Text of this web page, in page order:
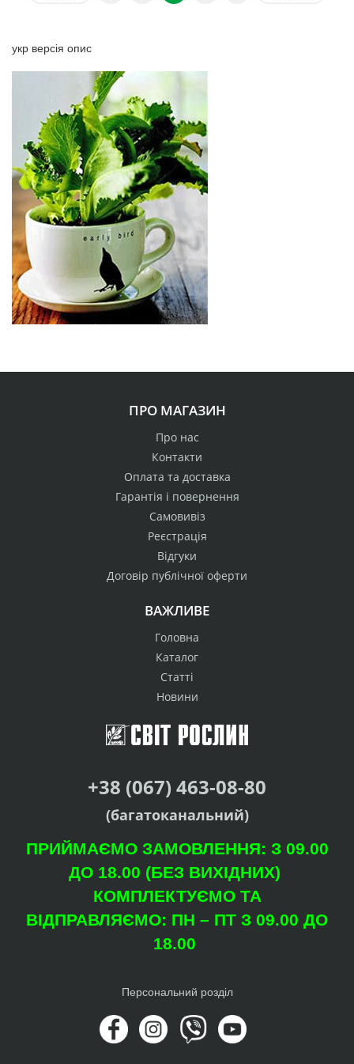
укр версія опис
ПРО МАГАЗИН
Про нас
Контакти
Оплата та доставка
Гарантія і повернення
Самовивіз
Реєстрація
Відгуки
Договір публічної оферти
ВАЖЛИВЕ
Головна
Каталог
Статті
Новини
+38 (067) 463-08-80
(багатоканальний)
ПРИЙМАЄМО ЗАМОВЛЕННЯ: З 09.00
ДО 18.00 (БЕЗ ВИХІДНИХ)
КОМПЛЕКТУЄМО ТА
ВІДПРАВЛЯЄМО: ПН – ПТ З 09.00 ДО
18.00
Персональний розділ